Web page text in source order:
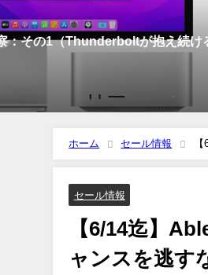
Nylon Guitar が発表されま
ホーム セール情報
セール情報
【6/14迄】
ャンスを逃す